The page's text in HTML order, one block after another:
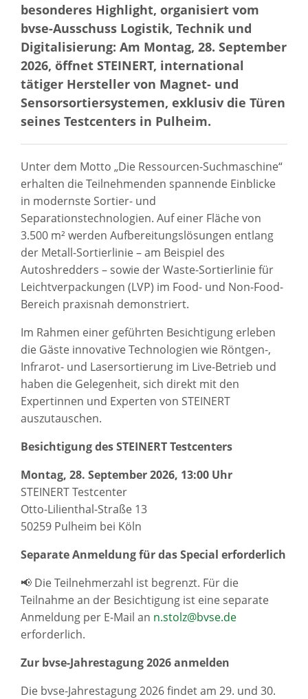
besonderes Highlight, organisiert vom
bvse-Ausschuss Logistik, Technik und
Digitalisierung: Am Montag, 28. September
2026, öffnet STEINERT, international
tätiger Hersteller von Magnet- und
Sensorsortiersystemen, exklusiv die Türen
seines Testcenters in Pulheim.
Unter dem Motto „Die Ressourcen-Suchmaschine“
erhalten die Teilnehmenden spannende Einblicke
in modernste Sortier- und
Separationstechnologien. Auf einer Fläche von
3.500 m² werden Aufbereitungslösungen entlang
der Metall-Sortierlinie – am Beispiel des
Autoshredders – sowie der Waste-Sortierlinie für
Leichtverpackungen (LVP) im Food- und Non-Food-
Bereich praxisnah demonstriert.
Im Rahmen einer geführten Besichtigung erleben
die Gäste innovative Technologien wie Röntgen-,
Infrarot- und Lasersortierung im Live-Betrieb und
haben die Gelegenheit, sich direkt mit den
Expertinnen und Experten von STEINERT
auszutauschen.
Besichtigung des STEINERT Testcenters
Montag, 28. September 2026, 13:00 Uhr
STEINERT Testcenter
Otto-Lilienthal-Straße 13
50259 Pulheim bei Köln
Separate Anmeldung für das Special erforderlich
📢 Die Teilnehmerzahl ist begrenzt. Für die
Teilnahme an der Besichtigung ist eine separate
Anmeldung per E-Mail an n.stolz@bvse.de
erforderlich.
Zur bvse-Jahrestagung 2026 anmelden
Die bvse-Jahrestagung 2026 findet am 29. und 30.